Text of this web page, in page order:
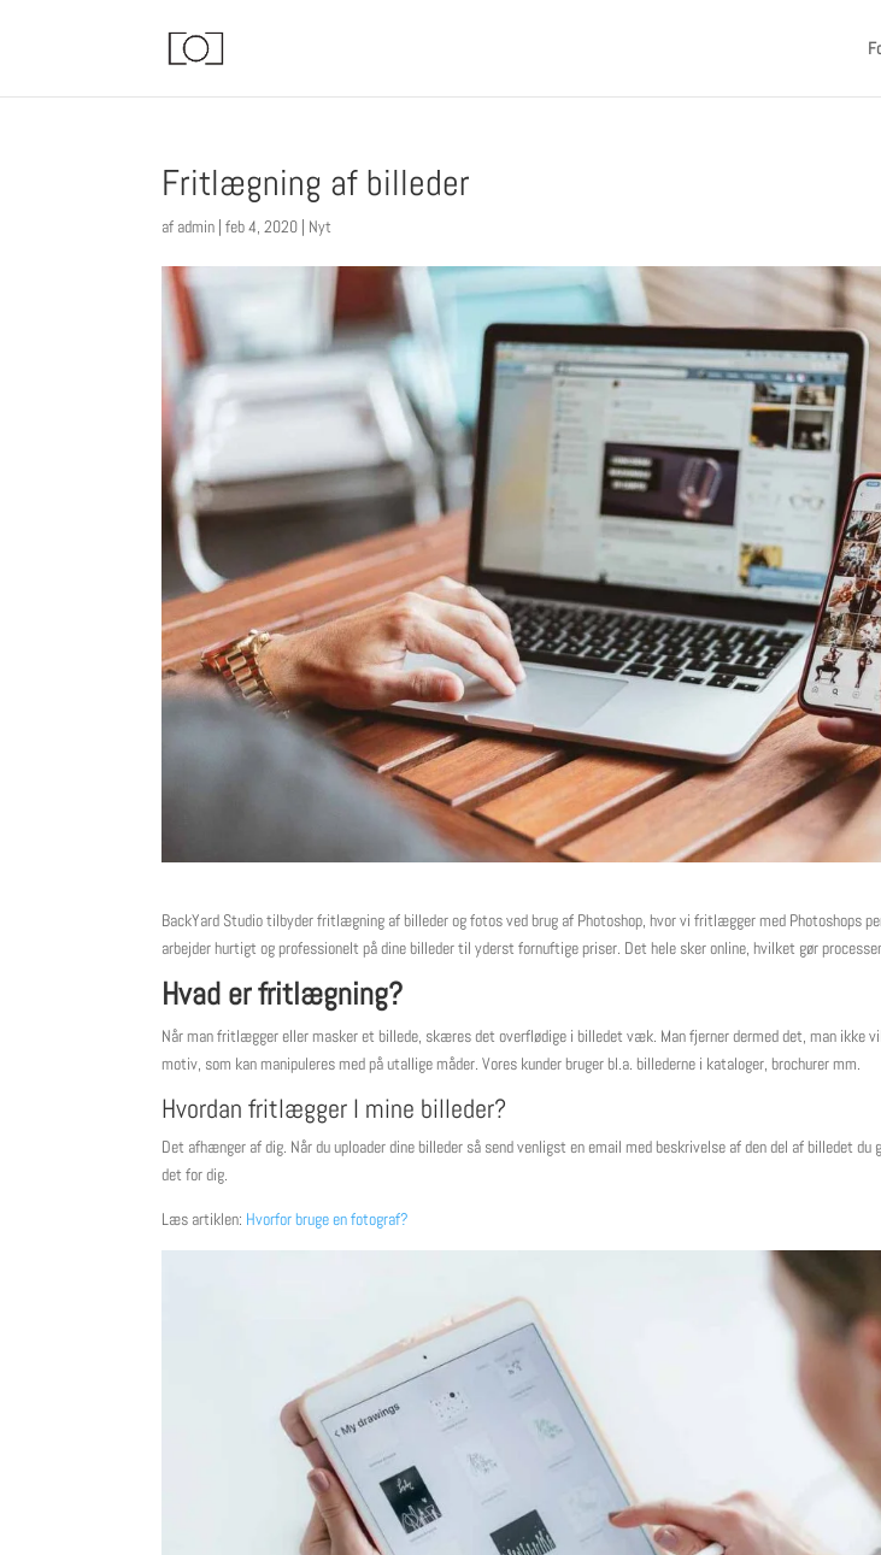
Fritlægning af billeder
af admin |feb 4, 2020 | Nyt
BackYard Studio tilbyder fritlægning af billeder og fotos ved brug af Photoshop, hvor vi fritlægger med Photoshops
arbejder hurtigt og professionelt på dine billeder til yderst fornuftige priser. Det hele sker online, hvilket gør
Hvad er fritlægning?
Når man fritlægger eller masker et billede, skæres det overflødige i billedet væk. Man fjerner dermed det, man ikke
motiv, som kan manipuleres med på utallige måder. Vores kunder bruger bl.a. billederne i kataloger, brochurer mm.
Hvordan fritlægger I mine billeder?
Det afhænger af dig. Når du uploader dine billeder så send venligst en email med beskrivelse af den del af billedet
det for dig.
Læs artiklen: Hvorfor bruge en fotograf?